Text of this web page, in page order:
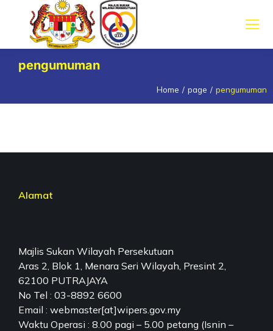
pengumuman
Home page pengumuman
Alamat
Majlis Sukan Wilayah Persekutuan
Aras 2, Blok 1, Menara Seri Wilayah, Presint 2,
62100 PUTRAJAYA
No Tel : 03-8892 6600
Email : webmaster[at]wipers.gov.my
Waktu Operasi : 8.00 pagi – 5.00 petang (Isnin –